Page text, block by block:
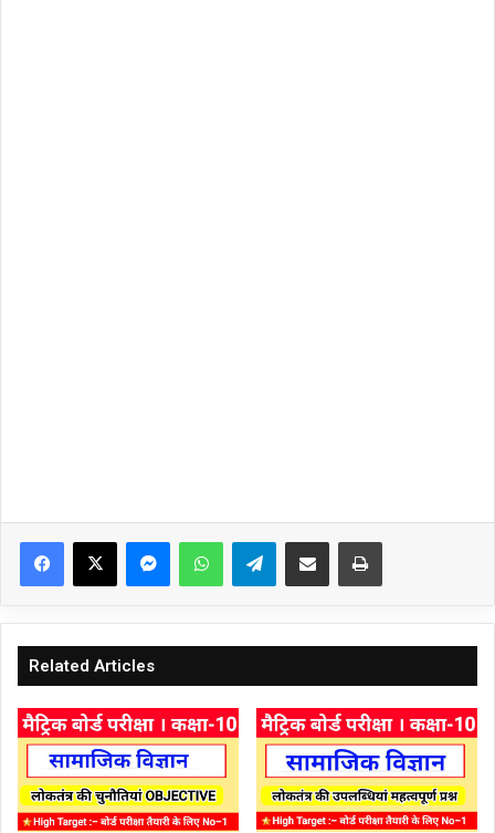
Facebook
X MessengerWhatsAppTelegramShare via Email Print
Related Articles